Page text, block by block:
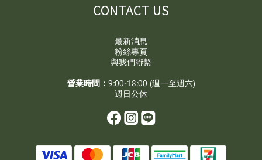
CONTACT US
最新消息
粉絲專頁
與我們聯繫
營業時間： 9:00-18:00 (週一至週六)
週日公休